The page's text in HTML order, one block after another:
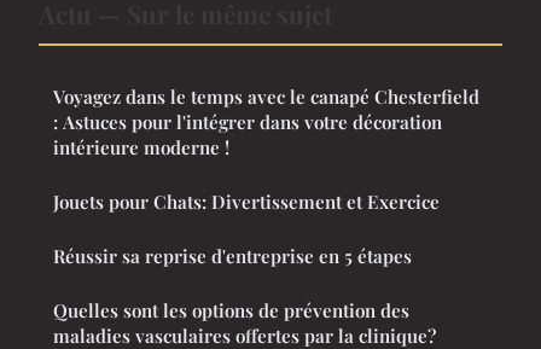
Voyagez dans le temps avec le canapé Chesterfield
: Astuces pour l'intégrer dans votre décoration
intérieure moderne !
Jouets pour Chats: Divertissement et Exercice
Réussir sa reprise d'entreprise en 5 étapes
Quelles sont les options de prévention des
maladies vasculaires offertes par la clinique?